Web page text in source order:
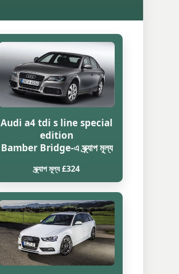
Audi a4 tdi s line special
edition
Bamber Bridge-এ স্ক্র্যাপ মূল্য
স্ক্র্যাপ মূল্য £324